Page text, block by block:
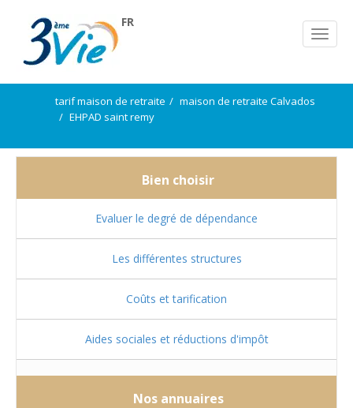
FR
tarif maison de retraite
maison de retraite Calvados
EHPAD saint remy
Bien choisir
Evaluer le degré de dépendance
Les différentes structures
Coûts et tarification
Aides sociales et réductions d'impôt
Nos annuaires